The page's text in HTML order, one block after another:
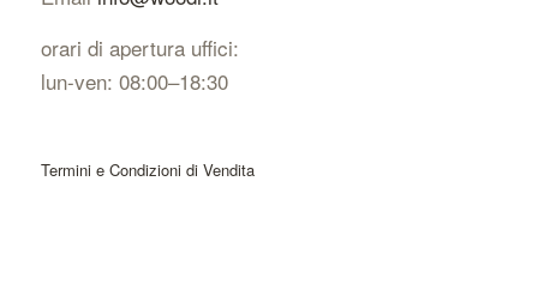
orari di apertura uffici:
lun-ven: 08:00–18:30
Termini e Condizioni di Vendita